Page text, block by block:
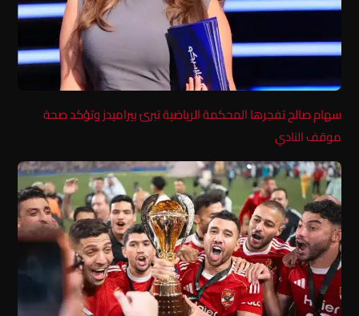
سهام صالح تفجرها المحكمة الرياضية تبرئ بيراميدز وتؤكد صحة
موقف النادي